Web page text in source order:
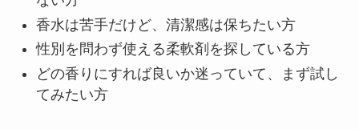
香水は苦手だけど、清潔感は保ちたい方
性別を問わず使える柔軟剤を探している方
どの香りにすれば良いか迷っていて、まず試し
てみたい方